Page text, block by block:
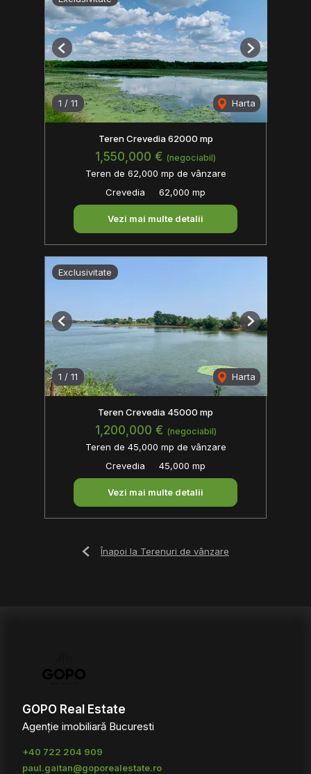
1 / 11 Harta
Previous Next
Teren Crevedia 62000 mp
1,550,000 € (negociabil)
Teren de 62,000 mp de vânzare
Crevedia
62,000 mp
Vezi mai multe detalii
Exclusivitate
1 / 11 Harta
Previous Next
Teren Crevedia 45000 mp
1,200,000 € (negociabil)
Teren de 45,000 mp de vânzare
Crevedia
45,000 mp
Vezi mai multe detalii
Înapoi la Terenuri de vânzare
GOPO Real Estate
Agenție imobiliară Bucuresti
+40 722 204 909
paul.gaitan@goporealestate.ro